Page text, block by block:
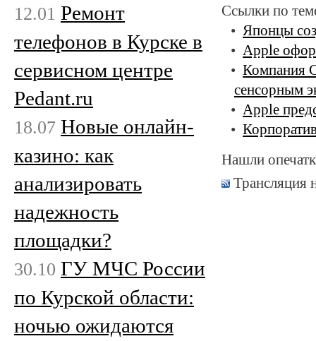
Ссылки по
Японцы
Apple
Компания
сенсорным
Apple
Нашли
Трансляция
12.01 Ремонт
телефонов в Курске в
сервисном центре
Pedant.ru
18.07 Новые онлайн-
казино: как
анализировать
надежность
площадки?
30.10 ГУ МЧС России
по Курской области:
ночью ожидаются